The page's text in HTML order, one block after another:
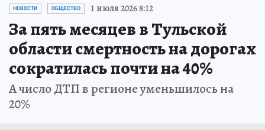
НОВОСТИ ОБЩЕСТВО 1 июля 2026 8:12
За пять месяцев в Тульской
области смертность на дорогах
сократилась почти на 40%
А число ДТП в регионе уменьшилось на
20%